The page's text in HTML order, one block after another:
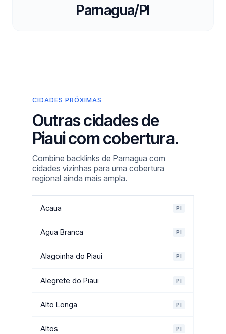
Parnagua/PI
CIDADES PRÓXIMAS
Outras cidades de
Piaui com cobertura.
Combine backlinks de Parnagua com
cidades vizinhas para uma cobertura
regional ainda mais ampla.
Acaua PI
Agua Branca PI
Alagoinha do Piaui PI
Alegrete do Piaui PI
Alto Longa PI
Altos PI